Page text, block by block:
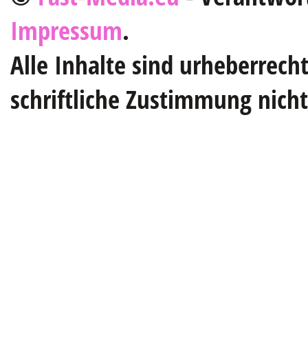
Impressum.
Alle Inhalte sind
schriftliche Zustimmung